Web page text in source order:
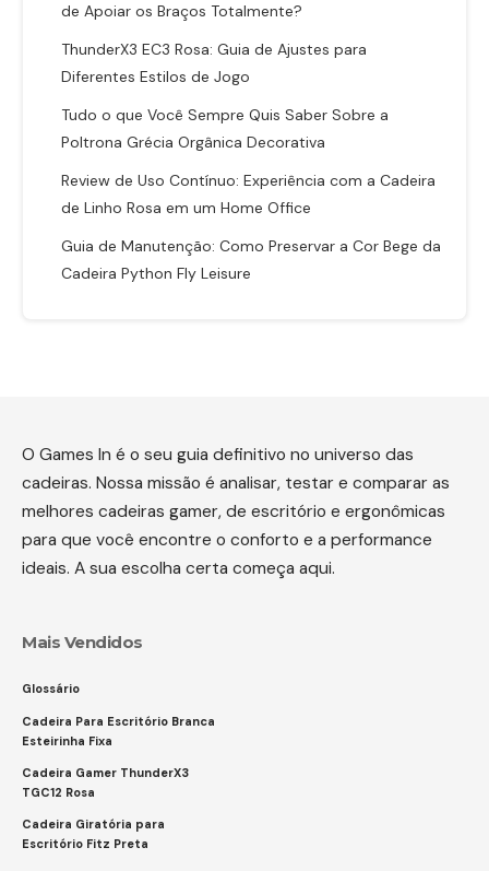
de Apoiar os Braços Totalmente?
ThunderX3 EC3 Rosa: Guia de Ajustes para
Diferentes Estilos de Jogo
Tudo o que Você Sempre Quis Saber Sobre a
Poltrona Grécia Orgânica Decorativa
Review de Uso Contínuo: Experiência com a Cadeira
de Linho Rosa em um Home Office
Guia de Manutenção: Como Preservar a Cor Bege da
Cadeira Python Fly Leisure
O Games In é o seu guia definitivo no universo das
cadeiras. Nossa missão é analisar, testar e comparar as
melhores cadeiras gamer, de escritório e ergonômicas
para que você encontre o conforto e a performance
ideais. A sua escolha certa começa aqui.
Mais Vendidos
Glossário
Cadeira Para Escritório Branca
Esteirinha Fixa
Cadeira Gamer ThunderX3
TGC12 Rosa
Cadeira Giratória para
Escritório Fitz Preta